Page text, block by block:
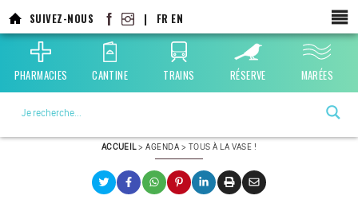
au
contenu
principal
SUIVEZ-NOUS | FR EN
PHARMACIES CANTINE TRAINS RÉSERVE MARÉES
ACCUEIL>AGENDA > TOUS À LA VASE !